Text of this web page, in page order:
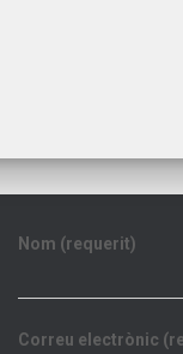
Nom (requerit)
Correu electrònic